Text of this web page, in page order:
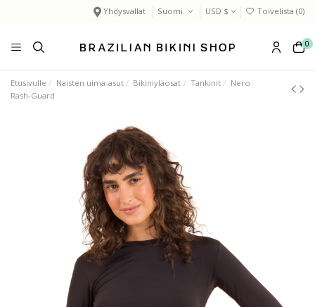
Yhdysvallat Suomi USD $ Toivelista (0)
0
Etusivulle Naisten uima-asut Bikiniyläosat Tankinit
Nero
Rash-Guard